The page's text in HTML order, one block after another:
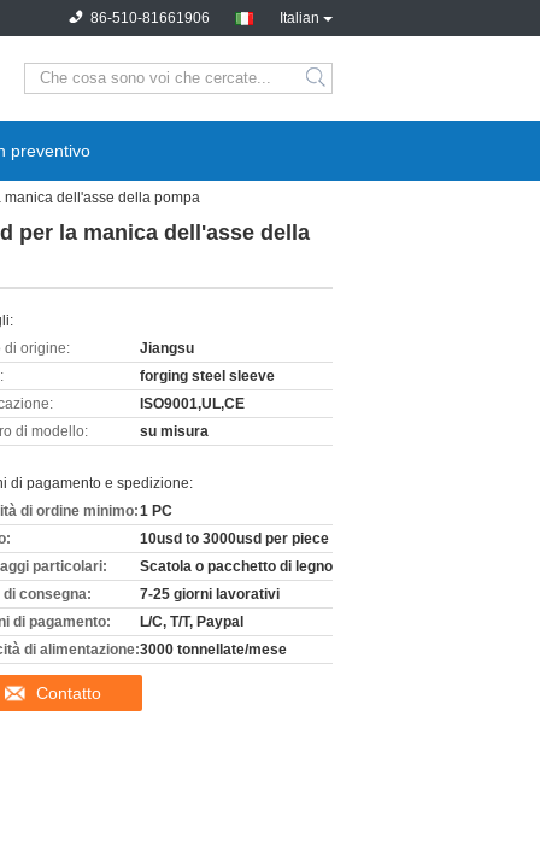
Italian
86-510-81661906
preventivo
dell'asse della pompa
per la manica dell'asse della
di origine:
Jiangsu
forging steel sleeve
ISO9001,UL,CE
di modello:
su misura
di pagamento e spedizione:
di ordine minimo:1 PC
10usd to 3000usd per piece
particolari:
Scatola o pacchetto di legno
di consegna:
7-25 giorni lavorativi
di pagamento:
L/C, T/T, Paypal
di alimentazione:3000 tonnellate/mese
Contatto